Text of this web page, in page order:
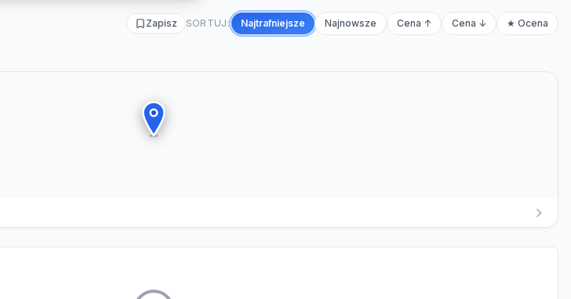
Zapisz SORTUJ: Najtrafniejsze Najnowsze Cena ↑ Cena ↓ ★ Ocena